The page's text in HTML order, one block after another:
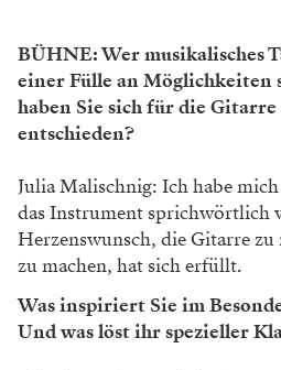
BÜHNE: Wer musikalisches
einer Fülle an Möglichkeiten
haben Sie sich für die
entschieden?
Julia Malischnig: Ich habe
das Instrument sprichwörtlich
Herzenswunsch, die Gitarre
zu machen, hat sich erfüllt.
Was inspiriert Sie im
Und was löst ihr spezieller